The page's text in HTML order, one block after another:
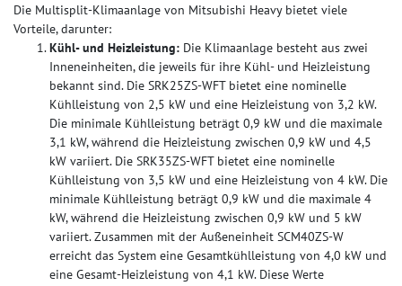
Die Multisplit-Klimaanlage von Mitsubishi Heavy bietet viele
Vorteile, darunter:
Kühl- und Heizleistung: Die Klimaanlage besteht aus zwei
Inneneinheiten, die jeweils für ihre Kühl- und Heizleistung
bekannt sind. Die SRK25ZS-WFT bietet eine nominelle
Kühlleistung von 2,5 kW und eine Heizleistung von 3,2 kW.
Die minimale Kühlleistung beträgt 0,9 kW und die maximale
3,1 kW, während die Heizleistung zwischen 0,9 kW und 4,5
kW variiert. Die SRK35ZS-WFT bietet eine nominelle
Kühlleistung von 3,5 kW und eine Heizleistung von 4 kW. Die
minimale Kühlleistung beträgt 0,9 kW und die maximale 4
kW, während die Heizleistung zwischen 0,9 kW und 5 kW
variiert. Zusammen mit der Außeneinheit SCM40ZS-W
erreicht das System eine Gesamtkühlleistung von 4,0 kW und
eine Gesamt-Heizleistung von 4,1 kW. Diese Werte